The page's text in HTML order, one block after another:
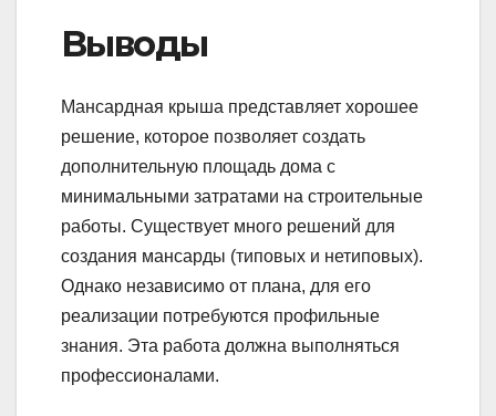
Выводы
Мансардная крыша представляет хорошее
решение, которое позволяет создать
дополнительную площадь дома с
минимальными затратами на строительные
работы. Существует много решений для
создания мансарды (типовых и нетиповых).
Однако независимо от плана, для его
реализации потребуются профильные
знания. Эта работа должна выполняться
профессионалами.